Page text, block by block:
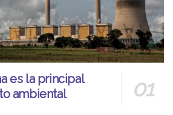
es la principal
ambiental